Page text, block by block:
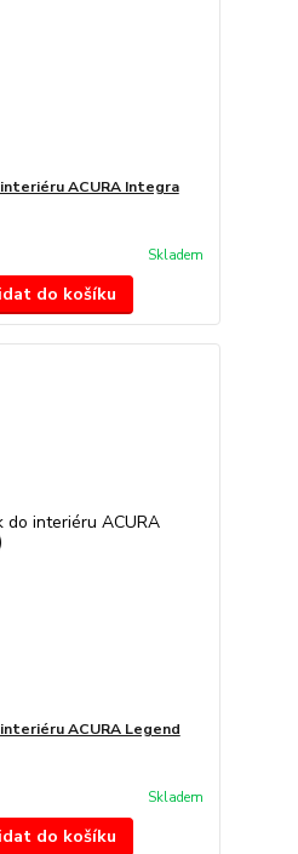
ACURA Integra
Skladem
do košíku
ACURA Legend
Skladem
do košíku